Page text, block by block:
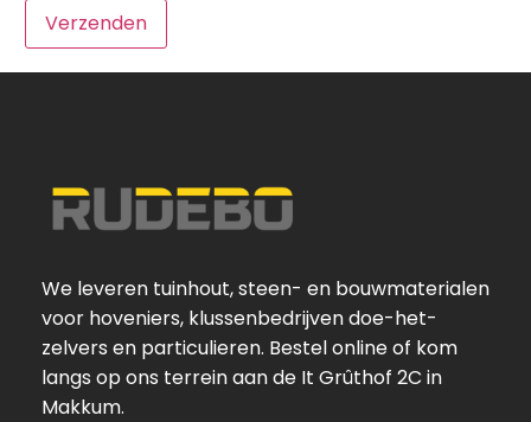
We leveren tuinhout, steen- en bouwmaterialen
voor hoveniers, klussenbedrijven doe-het-
zelvers en particulieren. Bestel online of kom
langs op ons terrein aan de It Grûthof 2C in
Makkum.